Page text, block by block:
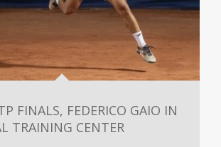
FINALS, FEDERICO GAIO IN
TRAINING CENTER